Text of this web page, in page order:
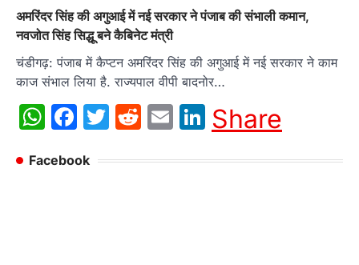
अमरिंदर सिंह की अगुआई में नई सरकार ने पंजाब की संभाली कमान,
नवजोत सिंह सिद्धू बने कैबिनेट मंत्री
चंडीगढ़: पंजाब में कैप्टन अमरिंदर सिंह की अगुआई में नई सरकार ने काम
काज संभाल लिया है. राज्यपाल वीपी बादनोर…
WhatsApp
Facebook
Twitter
Reddit
EmailLinkedIn
Share
Facebook